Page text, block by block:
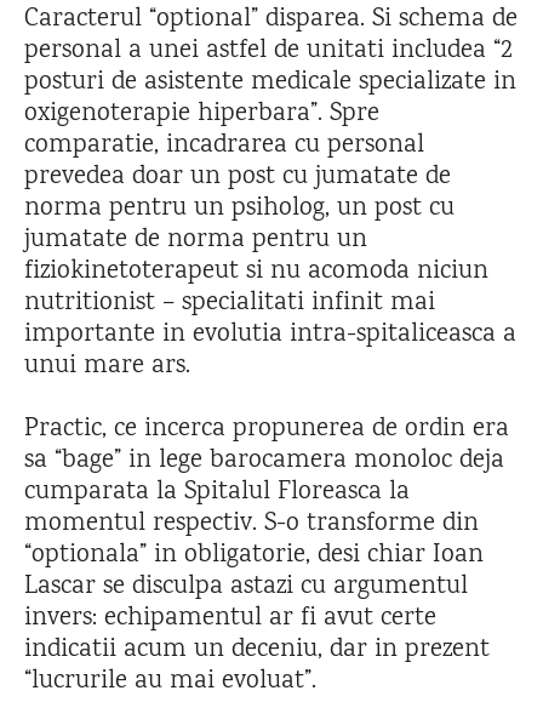
Caracterul “optional” disparea. Si schema de
personal a unei astfel de unitati includea “2
posturi de asistente medicale specializate in
oxigenoterapie hiperbara”. Spre
comparatie, incadrarea cu personal
prevedea doar un post cu jumatate de
norma pentru un psiholog, un post cu
jumatate de norma pentru un
fiziokinetoterapeut si nu acomoda niciun
nutritionist – specialitati infinit mai
importante in evolutia intra-spitaliceasca a
unui mare ars.
Practic, ce incerca propunerea de ordin era
sa “bage” in lege barocamera monoloc deja
cumparata la Spitalul Floreasca la
momentul respectiv. S-o transforme din
“optionala” in obligatorie, desi chiar Ioan
Lascar se disculpa astazi cu argumentul
invers: echipamentul ar fi avut certe
indicatii acum un deceniu, dar in prezent
“lucrurile au mai evoluat”.